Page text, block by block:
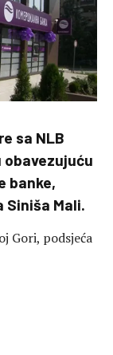
sa NLB
obavezujuću
banke,
Mali.
Gori, podsjeća